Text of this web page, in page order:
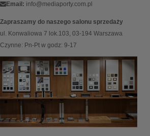
Email: info@mediaporty.com.pl
Zapraszamy do naszego salonu sprzedaży
ul. Konwaliowa 7 lok.103, 03-194 Warszawa
Czynne: Pn-Pt w godz: 9-17